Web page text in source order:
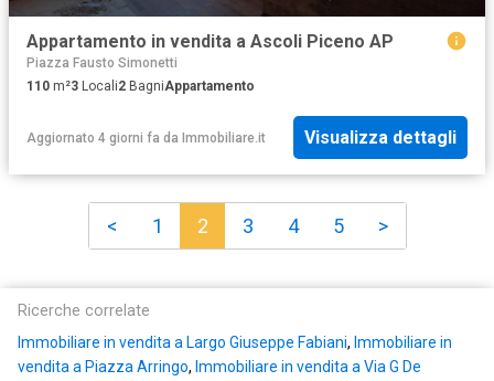
Appartamento in vendita a Ascoli Piceno AP
Piazza Fausto Simonetti
110 m²3 Locali2 BagniAppartamento
Aggiornato 4 giorni fa da Immobiliare.it Visualizza dettagli
< 1 2 3 4 5 >
Ricerche correlate
Immobiliare in vendita a Largo Giuseppe Fabiani, Immobiliare in
vendita a Piazza Arringo, Immobiliare in vendita a Via G De